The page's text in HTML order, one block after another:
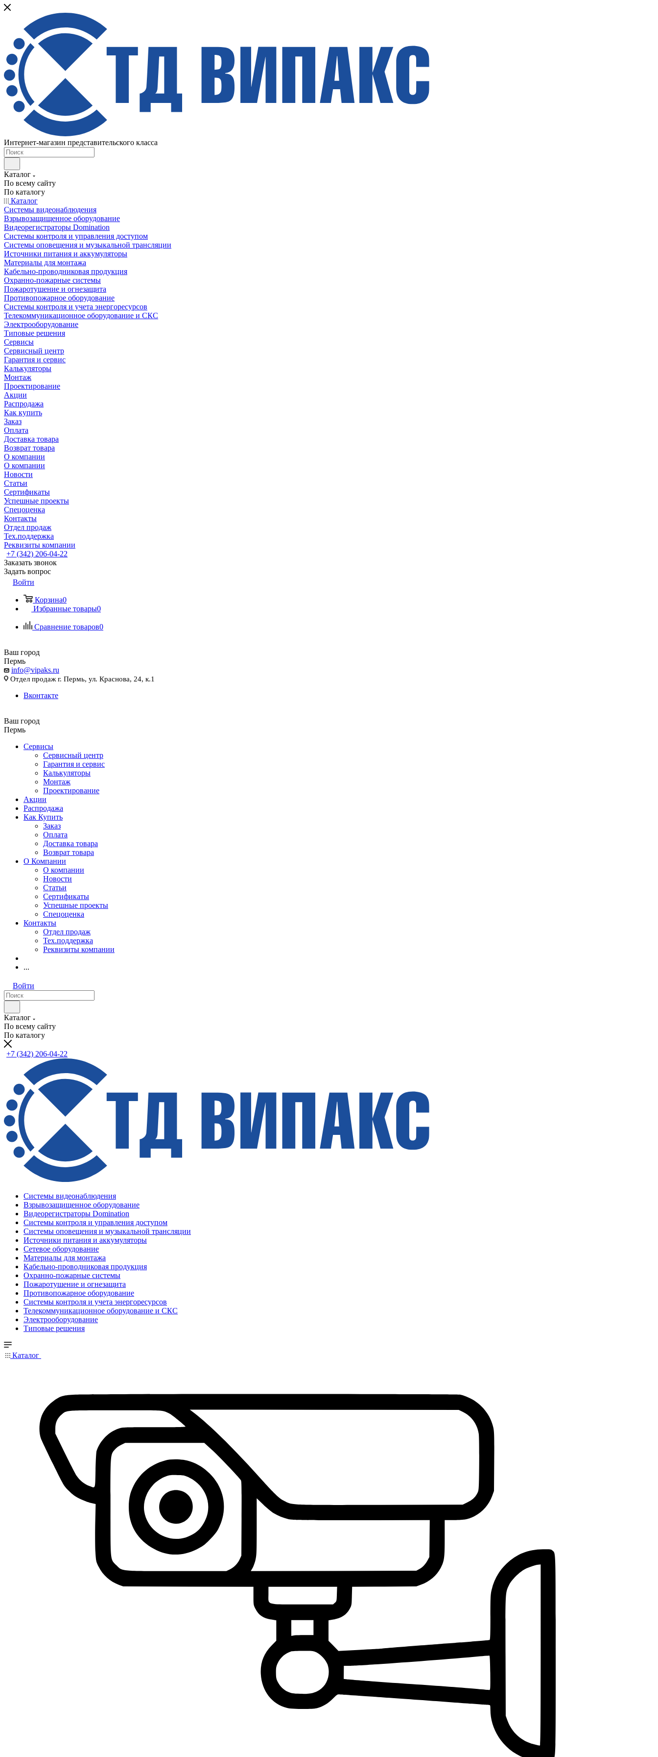
Интернет-магазин представительского класса
Каталог
По всему сайту
По каталогу
Каталог
Системы видеонаблюдения
Взрывозащищенное оборудование
Видеорегистраторы Domination
Системы контроля и управления доступом
Системы оповещения и музыкальной трансляции
Источники питания и аккумуляторы
Материалы для монтажа
Кабельно-проводниковая продукция
Охранно-пожарные системы
Пожаротушение и огнезащита
Противопожарное оборудование
Системы контроля и учета энергоресурсов
Телекоммуникационное оборудование и СКС
Электрооборудование
Типовые решения
Сервисы
Сервисный центр
Гарантия и сервис
Калькуляторы
Монтаж
Проектирование
Акции
Распродажа
Как купить
Заказ
Оплата
Доставка товара
Возврат товара
О компании
О компании
Новости
Статьи
Сертификаты
Успешные проекты
Спецоценка
Контакты
Отдел продаж
Тех.поддержка
Реквизиты компании
+7 (342) 206-04-22
Заказать звонок
Задать вопрос
Войти
Корзина0
Избранные товары0
Сравнение товаров0
Ваш город
Пермь
info@vipaks.ru
Отдел продаж г. Пермь, ул. Краснова, 24, к.1
Вконтакте
Ваш город
Пермь
Сервисы
Сервисный центр
Гарантия и сервис
Калькуляторы
Монтаж
Проектирование
Акции
Распродажа
Как Купить
Заказ
Оплата
Доставка товара
Возврат товара
О Компании
О компании
Новости
Статьи
Сертификаты
Успешные проекты
Спецоценка
Контакты
Отдел продаж
Тех.поддержка
Реквизиты компании
...
Войти
Каталог
По всему сайту
По каталогу
+7 (342) 206-04-22
Системы видеонаблюдения
Взрывозащищенное оборудование
Видеорегистраторы Domination
Системы контроля и управления доступом
Системы оповещения и музыкальной трансляции
Источники питания и аккумуляторы
Сетевое оборудование
Материалы для монтажа
Кабельно-проводниковая продукция
Охранно-пожарные системы
Пожаротушение и огнезащита
Противопожарное оборудование
Системы контроля и учета энергоресурсов
Телекоммуникационное оборудование и СКС
Электрооборудование
Типовые решения
Каталог